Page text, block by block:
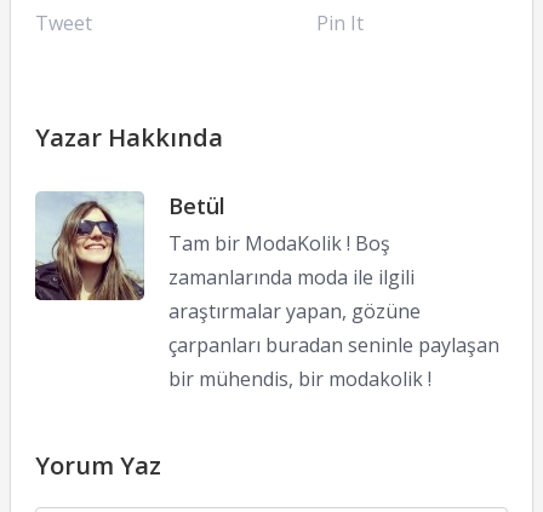
Tweet Pin It
Yazar Hakkında
Betül
Tam bir ModaKolik ! Boş
zamanlarında moda ile ilgili
araştırmalar yapan, gözüne
çarpanları buradan seninle paylaşan
bir mühendis, bir modakolik !
Yorum Yaz